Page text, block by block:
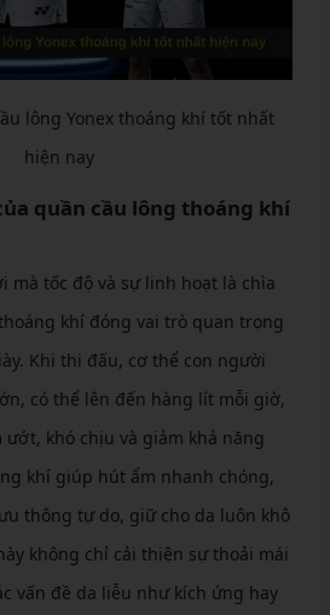
lông Yonex thoáng khí tốt nhất
hiện nay
quần cầu lông thoáng khí
mà tốc độ và sự linh hoạt là chìa
khí đóng vai trò quan trọng
Khi thi đấu, cơ thể con người
có thể lên đến hàng lít mỗi giờ,
ướt, khó chịu và giảm khả năng
khí giúp hút ẩm nhanh chóng,
thông tự do, giữ cho da luôn khô
không chỉ cải thiện sự thoải mái
vấn đề da liễu như kích ứng hay